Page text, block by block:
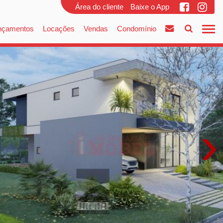
Área do cliente Baixe o App
Locações Vendas Condomínio
›